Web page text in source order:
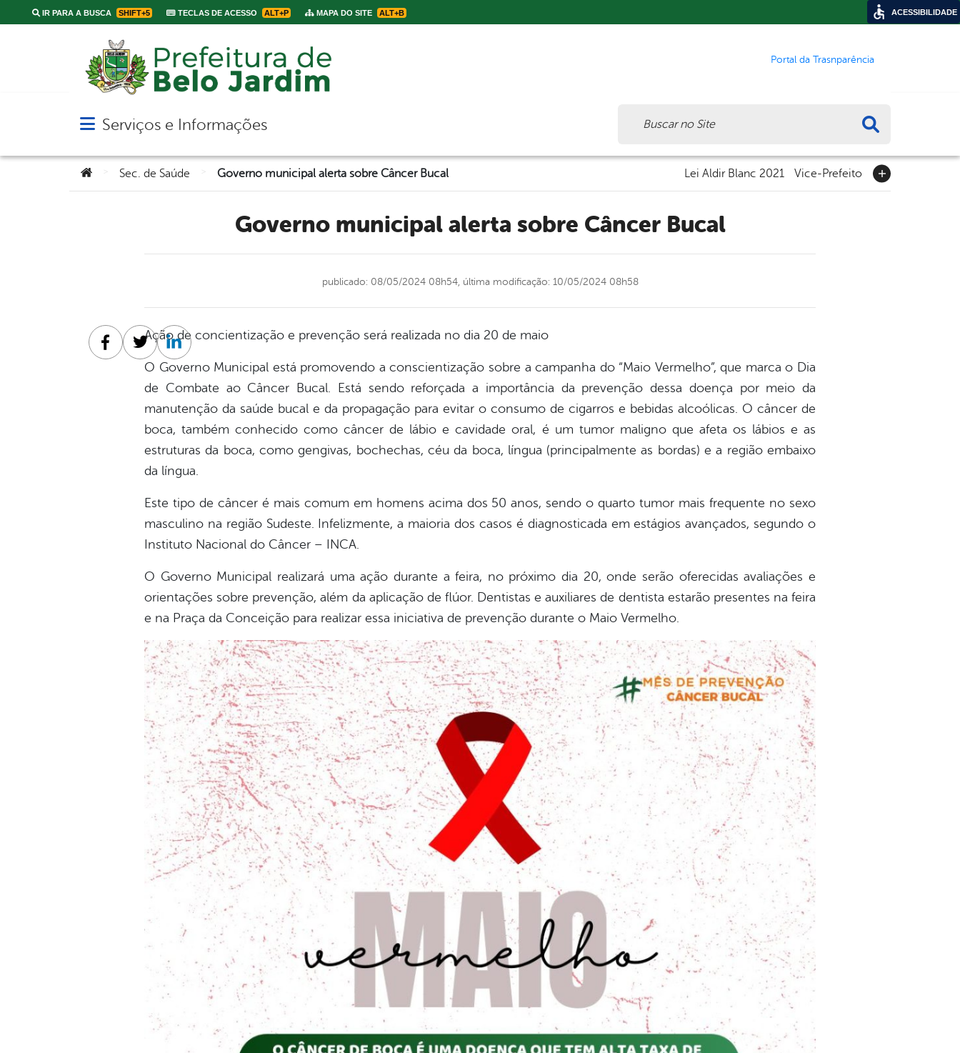
IR PARA A BUSCA SHIFT+5 TECLAS DE ACESSO ALT+P MAPA DO SITE ALT+B
Portal da Trasnparência
Abrir menu principal de navegação
Serviços e Informações
Você está aqui:Sec. de Saúde Governo municipal alerta sobre Câncer Bucal Lei Aldir Blanc 2021 Vice-Prefeito
Governo municipal alerta sobre Câncer Bucal
publicado: 08/05/2024 08h54, última modificação: 10/05/2024 08h58
Ação de concientização e prevenção será realizada no dia 20 de maio
O Governo Municipal está promovendo a conscientização sobre a campanha do “Maio Vermelho”, que marca o Dia
de Combate ao Câncer Bucal. Está sendo reforçada a importância da prevenção dessa doença por meio da
manutenção da saúde bucal e da propagação para evitar o consumo de cigarros e bebidas alcoólicas. O câncer de
boca, também conhecido como câncer de lábio e cavidade oral, é um tumor maligno que afeta os lábios e as
estruturas da boca, como gengivas, bochechas, céu da boca, língua (principalmente as bordas) e a região embaixo
da língua.
Este tipo de câncer é mais comum em homens acima dos 50 anos, sendo o quarto tumor mais frequente no sexo
masculino na região Sudeste. Infelizmente, a maioria dos casos é diagnosticada em estágios avançados, segundo o
Instituto Nacional do Câncer – INCA.
O Governo Municipal realizará uma ação durante a feira, no próximo dia 20, onde serão oferecidas avaliações e
orientações sobre prevenção, além da aplicação de flúor. Dentistas e auxiliares de dentista estarão presentes na feira
e na Praça da Conceição para realizar essa iniciativa de prevenção durante o Maio Vermelho.
Facebook
TwitterLinkedin
ACESSIBILIDADE